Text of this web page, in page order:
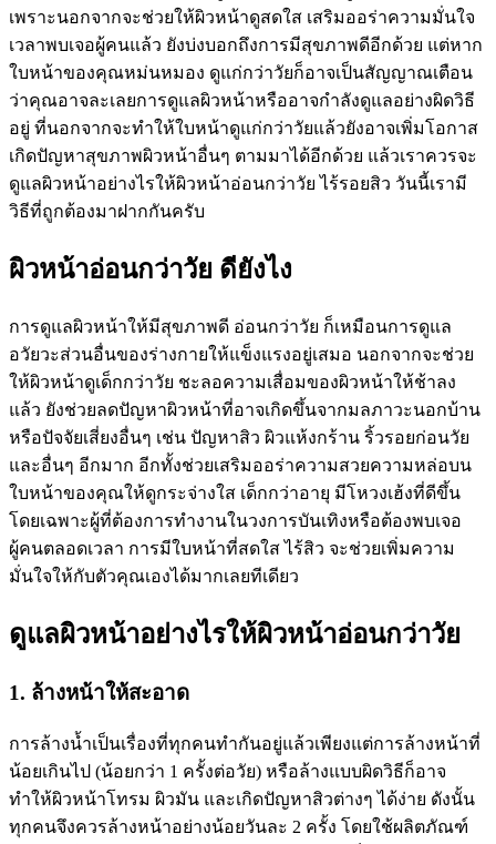
เพราะนอกจากจะช่วยให้ผิวหน้าดูสดใส เสริมออร่าความมั่นใจ
เวลาพบเจอผู้คนแล้ว ยังบ่งบอกถึงการมีสุขภาพดีอีกด้วย แต่หาก
ใบหน้าของคุณหม่นหมอง ดูแก่กว่าวัยก็อาจเป็นสัญญาณเตือน
ว่าคุณอาจละเลยการดูแลผิวหน้าหรืออาจกำลังดูแลอย่างผิดวิธี
อยู่ ที่นอกจากจะทำให้ใบหน้าดูแก่กว่าวัยแล้วยังอาจเพิ่มโอกาส
เกิดปัญหาสุขภาพผิวหน้าอื่นๆ ตามมาได้อีกด้วย แล้วเราควรจะ
ดูแลผิวหน้าอย่างไรให้ผิวหน้าอ่อนกว่าวัย ไร้รอยสิว วันนี้เรามี
วิธีที่ถูกต้องมาฝากกันครับ
ผิวหน้าอ่อนกว่าวัย ดียังไง
การดูแลผิวหน้าให้มีสุขภาพดี อ่อนกว่าวัย ก็เหมือนการดูแล
อวัยวะส่วนอื่นของร่างกายให้แข็งแรงอยู่เสมอ นอกจากจะช่วย
ให้ผิวหน้าดูเด็กกว่าวัย ชะลอความเสื่อมของผิวหน้าให้ช้าลง
แล้ว ยังช่วยลดปัญหาผิวหน้าที่อาจเกิดขึ้นจากมลภาวะนอกบ้าน
หรือปัจจัยเสี่ยงอื่นๆ เช่น ปัญหาสิว ผิวแห้งกร้าน ริ้วรอยก่อนวัย
และอื่นๆ อีกมาก อีกทั้งช่วยเสริมออร่าความสวยความหล่อบน
ใบหน้าของคุณให้ดูกระจ่างใส เด็กกว่าอายุ มีโหวงเฮ้งที่ดีขึ้น
โดยเฉพาะผู้ที่ต้องการทำงานในวงการบันเทิงหรือต้องพบเจอ
ผู้คนตลอดเวลา การมีใบหน้าที่สดใส ไร้สิว จะช่วยเพิ่มความ
มั่นใจให้กับตัวคุณเองได้มากเลยทีเดียว
ดูแลผิวหน้าอย่างไรให้ผิวหน้าอ่อนกว่าวัย
1. ล้างหน้าให้สะอาด
การล้างน้ำเป็นเรื่องที่ทุกคนทำกันอยู่แล้วเพียงแต่การล้างหน้าที่
น้อยเกินไป (น้อยกว่า 1 ครั้งต่อวัย) หรือล้างแบบผิดวิธีก็อาจ
ทำให้ผิวหน้าโทรม ผิวมัน และเกิดปัญหาสิวต่างๆ ได้ง่าย ดังนั้น
ทุกคนจึงควรล้างหน้าอย่างน้อยวันละ 2 ครั้ง โดยใช้ผลิตภัณฑ์